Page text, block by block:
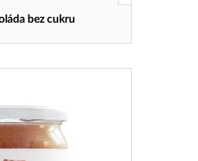
bez cukru